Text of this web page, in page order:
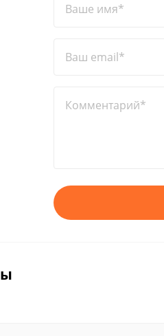
Ваше имя*
Ваш email*
Комментарий*